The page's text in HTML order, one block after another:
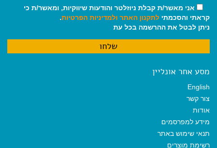
אני מאשר/ת קבלת ניוזלטר והודעות שיווקיות, ומאשר/ת כי
קראתי והסכמתי לתקנון האתר ולמדיניות הפרטיות.
ניתן לבטל את ההרשמה בכל עת
מסע אחר אונליין
English
צור קשר
אודות
מידע למפרסמים
תנאי שימוש באתר
רשימת מוצרים